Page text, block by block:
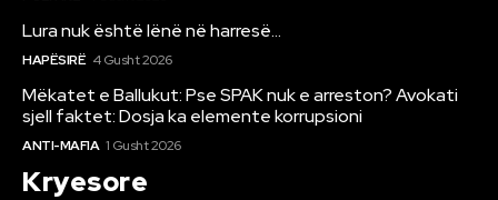
Lura nuk është lënë në harresë…
HAPËSIRË 4 Gusht 2026
Mëkatet e Ballukut: Pse SPAK nuk e arreston? Avokati
sjell faktet: Dosja ka elemente korrupsioni
ANTI-MAFIA 1 Gusht 2026
Kryesore